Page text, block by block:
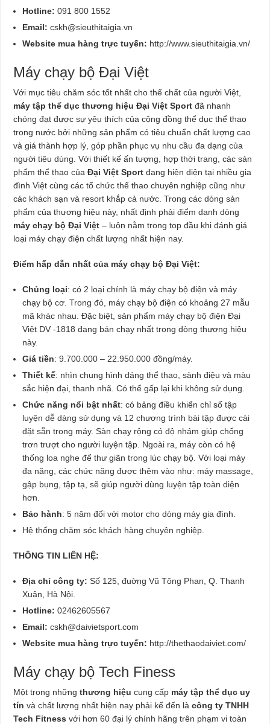
Hotline:091 800 1552
Email:cskh@sieuthitaigia.vn
Website mua hàng trực tuyến: http://www.sieuthitaigia.vn/
Máy chạy bộ Đại Việt
Với mục tiêu chăm sóc tốt nhất cho thể chất của người Việt,
máy tập thể dục thương hiệu Đại Việt Sportđã nhanh
chóng đạt được sự yêu thích của cộng đồng thể dục thể thao
trong nước bởi những sản phẩm có tiêu chuẩn chất lượng cao
và giá thành hợp lý, góp phần phục vụ nhu cầu đa dạng của
người tiêu dùng. Với thiết kế ấn tượng, hợp thời trang, các sản
phẩm thể thao củaĐại Việt Sport đang hiện diện tại nhiều gia
đình Việt cùng các tổ chức thể thao chuyên nghiệp cũng như
các khách sạn và resort khắp cả nước. Trong các dòng sản
phẩm của thương hiệu này, nhất định phải điểm danh dòng
máy chạy bộ Đại Việt – luôn nằm trong top đầu khi đánh giá
loại máy chạy điện chất lượng nhất hiện nay.
Điểm hấp dẫn nhất của máy chạy bộ Đại Việt:
Chủng loại: có 2 loại chính là máy chạy bộ điện và máy
chạy bộ cơ. Trong đó, máy chạy bộ điện có khoảng 27 mẫu
mã khác nhau. Đặc biệt, sản phẩm máy chạy bộ điện Đại
Việt DV -1818 đang bán chạy nhất trong dòng thương hiệu
này.
Giá tiền: 9.700.000 – 22.950.000 đồng/máy.
Thiết kế: nhìn chung hình dáng thể thao, sành điệu và màu
sắc hiện đại, thanh nhã. Có thể gấp lại khi không sử dụng.
Chức năng nổi bật nhất: có bảng điều khiển chỉ số tập
luyện dễ dàng sử dụng và 12 chương trình bài tập được cài
đặt sẵn trong máy. Sàn chạy rộng có độ nhám giúp chống
trơn trượt cho người luyện tập. Ngoài ra, máy còn có hệ
thống loa nghe để thư giãn trong lúc chạy bộ. Với loại máy
đa năng, các chức năng được thêm vào như: máy massage,
gập bụng, tập tạ, sẽ giúp người dùng luyện tập toàn diện
hơn.
Bảo hành: 5 năm đối với motor cho dòng máy gia đình.
Hệ thống chăm sóc khách hàng chuyên nghiệp.
THÔNG TIN LIÊN HỆ:
Địa chỉ công ty:Số 125, đuờng Vũ Tông Phan, Q. Thanh
Xuân, Hà Nội.
Hotline:02462605567
Email:cskh@daivietsport.com
Website mua hàng trực tuyến: http://thethaodaiviet.com/
Máy chạy bộ Tech Finess
Một trong nhữngthương hiệu cung cấp máy tập thể dục uy
tín và chất lượng nhất hiện nay phải kể đến làcông ty TNHH
Tech Fitness với hơn 60 đại lý chính hãng trên phạm vi toàn